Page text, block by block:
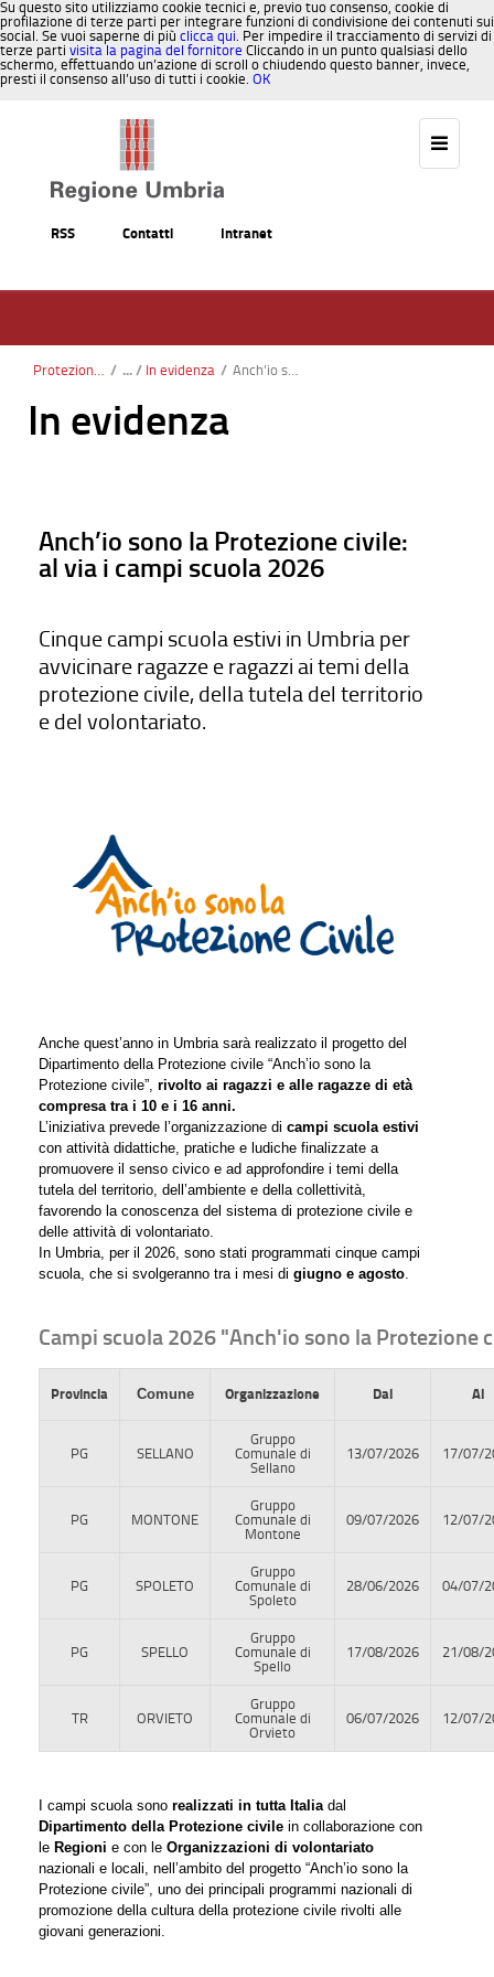
Su questo sito utilizziamo cookie tecnici e, previo tuo consenso, cookie di
profilazione di terze parti per integrare funzioni di condivisione dei contenuti sui
social. Se vuoi saperne di più clicca qui. Per impedire il tracciamento di servizi di
terze parti visita la pagina del fornitore Cliccando in un punto qualsiasi dello
schermo, effettuando un’azione di scroll o chiudendo questo banner, invece,
presti il consenso all’uso di tutti i cookie. OK
RSS Contatti Intranet
Protezione civile / In evidenza / Anch’io sono la Protezione civile: al via i campi scuola 2026
In evidenza
Anch’io sono la Protezione civile:
al via i campi scuola 2026
Cinque campi scuola estivi in Umbria per
avvicinare ragazze e ragazzi ai temi della
protezione civile, della tutela del territorio
e del volontariato.
Anche quest’anno in Umbria sarà realizzato il progetto del
Dipartimento della Protezione civile “Anch’io sono la
Protezione civile”, rivolto ai ragazzi e alle ragazze di età
compresa tra i 10 e i 16 anni.
L’iniziativa prevede l’organizzazione di campi scuola estivi
con attività didattiche, pratiche e ludiche finalizzate a
promuovere il senso civico e ad approfondire i temi della
tutela del territorio, dell’ambiente e della collettività,
favorendo la conoscenza del sistema di protezione civile e
delle attività di volontariato.
In Umbria, per il 2026, sono stati programmati cinque campi
scuola, che si svolgeranno tra i mesi di giugno e agosto
Campi scuola 2026 "Anch'io sono la Protezione
Provincia Comune Organizzazione Dal Al
PG SELLANO
Gruppo
Comunale di
Sellano
13/07/2026 17/07/
PG MONTONE
Gruppo
Comunale di
Montone
09/07/2026 12/07/
PG SPOLETO
Gruppo
Comunale di
Spoleto
28/06/2026 04/07/
PG SPELLO
Gruppo
Comunale di
Spello
17/08/2026 21/08/
TR ORVIETO
Gruppo
Comunale di
Orvieto
06/07/2026 12/07/
I campi scuola sono realizzati in tutta Italia dal
Dipartimento della Protezione civile in collaborazione con
le Regioni e con le Organizzazioni di volontariato
nazionali e locali, nell’ambito del progetto “Anch’io sono la
Protezione civile”, uno dei principali programmi nazionali di
promozione della cultura della protezione civile rivolti alle
giovani generazioni.